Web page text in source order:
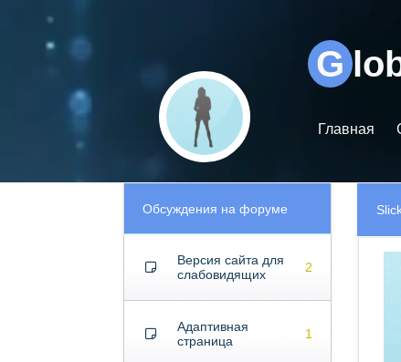
G
Главная
Обсуждения на форуме
Версия сайта для
слабовидящих
2
Адаптивная
страница
1